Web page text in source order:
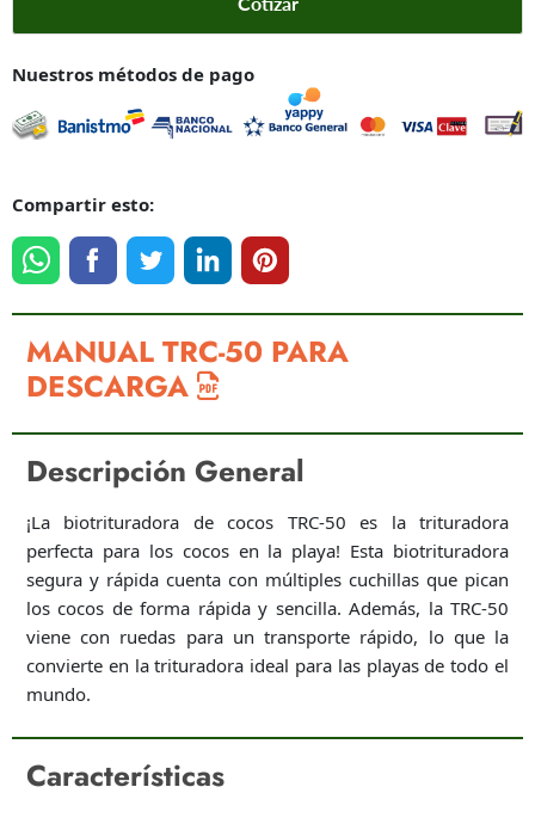
Nuestros métodos de pago
Compartir esto:
MANUAL TRC-50 PARA
DESCARGA
Descripción General
¡La biotrituradora de cocos TRC-50 es la trituradora
perfecta para los cocos en la playa! Esta biotrituradora
segura y rápida cuenta con múltiples cuchillas que pican
los cocos de forma rápida y sencilla. Además, la TRC-50
viene con ruedas para un transporte rápido, lo que la
convierte en la trituradora ideal para las playas de todo el
mundo.
Características